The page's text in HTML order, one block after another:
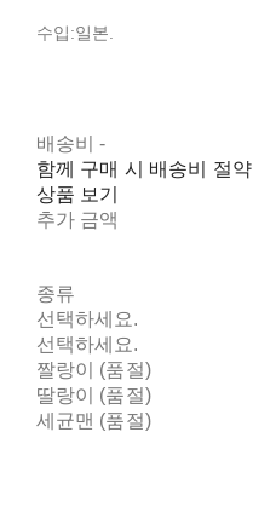
수입:일본.
배송비-
함께 구매 시 배송비 절약
상품 보기
추가 금액
종류
선택하세요.
선택하세요.
짤랑이 (품절)
딸랑이 (품절)
세균맨 (품절)